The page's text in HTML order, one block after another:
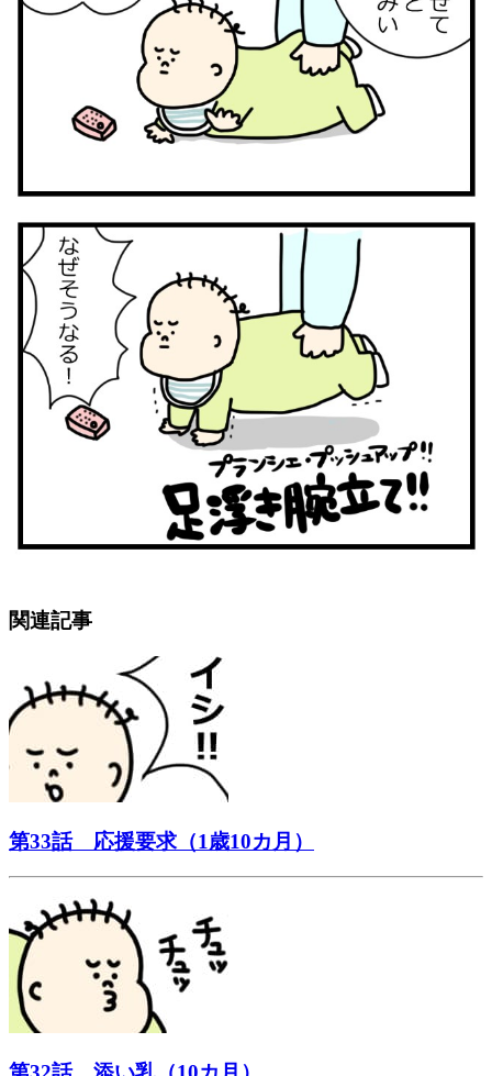
関連記事
第33話 応援要求（1歳10カ月）